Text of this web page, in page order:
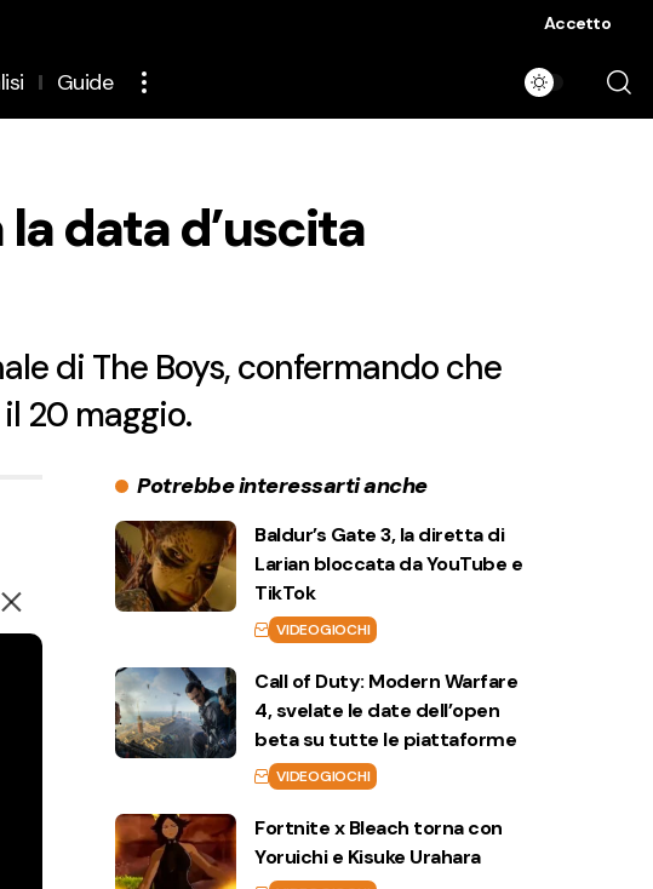
Accetto
Guide
data d’uscita
di The Boys, confermando che
20 maggio.
Potrebbe interessarti anche
Baldur’s Gate 3, la diretta di
Larian bloccata da YouTube e
TikTok
VIDEOGIOCHI
Call of Duty: Modern Warfare
4, svelate le date dell’open
beta su tutte le piattaforme
VIDEOGIOCHI
Fortnite x Bleach torna con
Yoruichi e Kisuke Urahara